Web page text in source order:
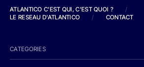
ATLANTICO C'EST QUI, C'EST QUOI ?
/
LE RESEAU D'ATLANTICO
/ CONTACT
CATEGORIES